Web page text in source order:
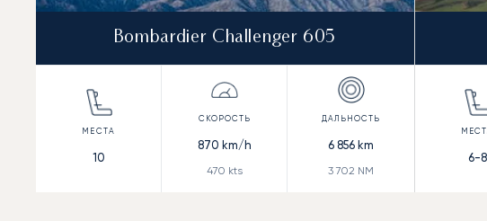
Bombardier Challenger 605
10
870 km/h
470 kts
6 856 km
3 702 NM
6-8